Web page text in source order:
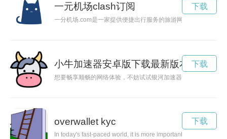
一元机场clash订阅
一分机场.com是一家提供便捷出行服务的旅游网站，用户可以
下载
小牛加速器安卓版下载最新版本
想要畅享顺畅的网络体验，不妨试试银河加速器ins，现在免费
下载
overwallet kyc
In today's fast-paced world, it is more important than ever to
下载